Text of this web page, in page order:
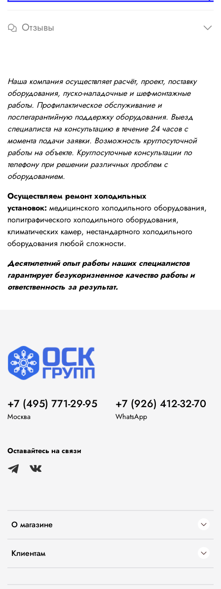
Отзывы
Наша компания осуществляет расчёт, проект, поставку
оборудования, пуско-наладочные и шеф-монтажные
работы. Профилактическое обслуживание и
послегарантийную поддержку оборудования. Выезд
специалиста на консультацию в течение 24 часов с
момента подачи заявки. Возможность круглосуточной
работы на объекте. Круглосуточные консультации по
телефону при решении различных проблем с
оборудованием.
Осуществляем ремонт холодильных
установок: медицинского холодильного оборудования,
полиграфического холодильного оборудования,
климатических камер, нестандартного холодильного
оборудования любой сложности.
Десятилетний опыт работы наших специалистов
гарантирует безукоризненное качество работы и
ответственность за результат.
О магазине
Клиентам
+7 (495) 771-29-95
Москва
+7 (926) 412-32-70
WhatsApp
Оставайтесь на связи